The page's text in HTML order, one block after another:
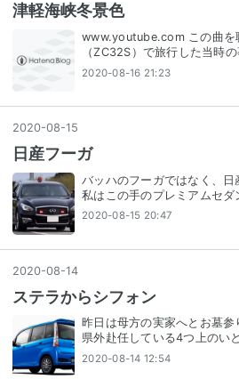
津軽海峡冬景色
www.youtube.com この曲を
（ZC32S）で旅行した当時
2020-08-16 21:23
2020-08-15
日産フーガ
バッハのフーガではなく、日
私はこの手のプレミアムセ
2020-08-15 20:47
2020-08-14
ステラからシフォン
昨日は母方の実家へとお墓参
県外赴任している4つ上のい
2020-08-14 12:54